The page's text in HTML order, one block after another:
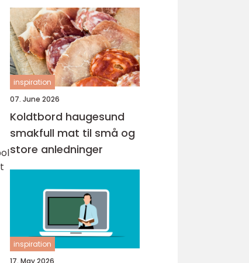
inspiration
07. June 2026
Koldtbord haugesund
smakfull mat til små og
store anledninger
inspiration
17. May 2026